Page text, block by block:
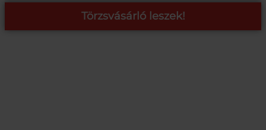
Törzsvásárló leszek!